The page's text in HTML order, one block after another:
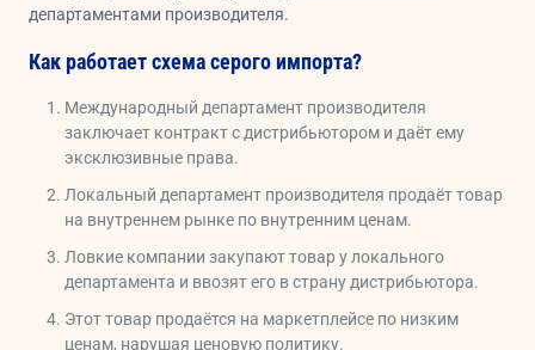
департаментами производителя.
Как работает схема серого импорта?
Международный департамент производителя
заключает контракт с дистрибьютором и даёт ему
эксклюзивные права.
Локальный департамент производителя продаёт товар
на внутреннем рынке по внутренним ценам.
Ловкие компании закупают товар у локального
департамента и ввозят его в страну дистрибьютора.
Этот товар продаётся на маркетплейсе по низким
ценам, нарушая ценовую политику.